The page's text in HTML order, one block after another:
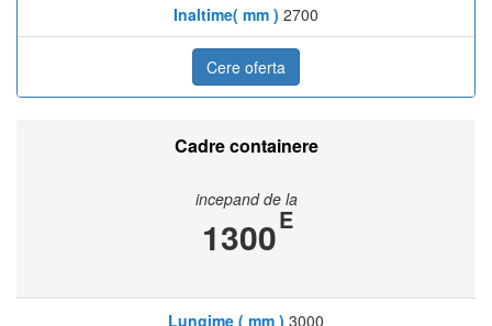
Inaltime( mm ) 2700
Cere oferta
Cadre containere
incepand de la
1300E
Lungime ( mm ) 3000